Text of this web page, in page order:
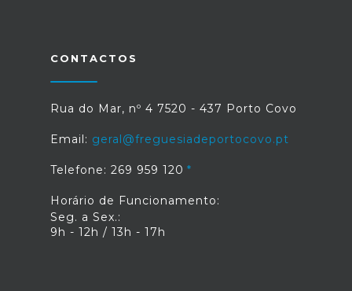
CONTACTOS
Rua do Mar, nº 4 7520 - 437 Porto Covo
Email: geral@freguesiadeportocovo.pt
Telefone: 269 959 120
Horário de Funcionamento:
Seg. a Sex.:
9h - 12h / 13h - 17h